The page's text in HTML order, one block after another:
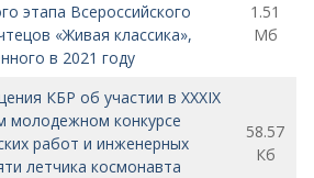
этапа Всероссийского
«Живая классика»,
в 2021 году
1.51
Мб
КБР об участии в XXXIX
молодежном конкурсе
работ и инженерных
летчика­ космонавта
58.57
Кб